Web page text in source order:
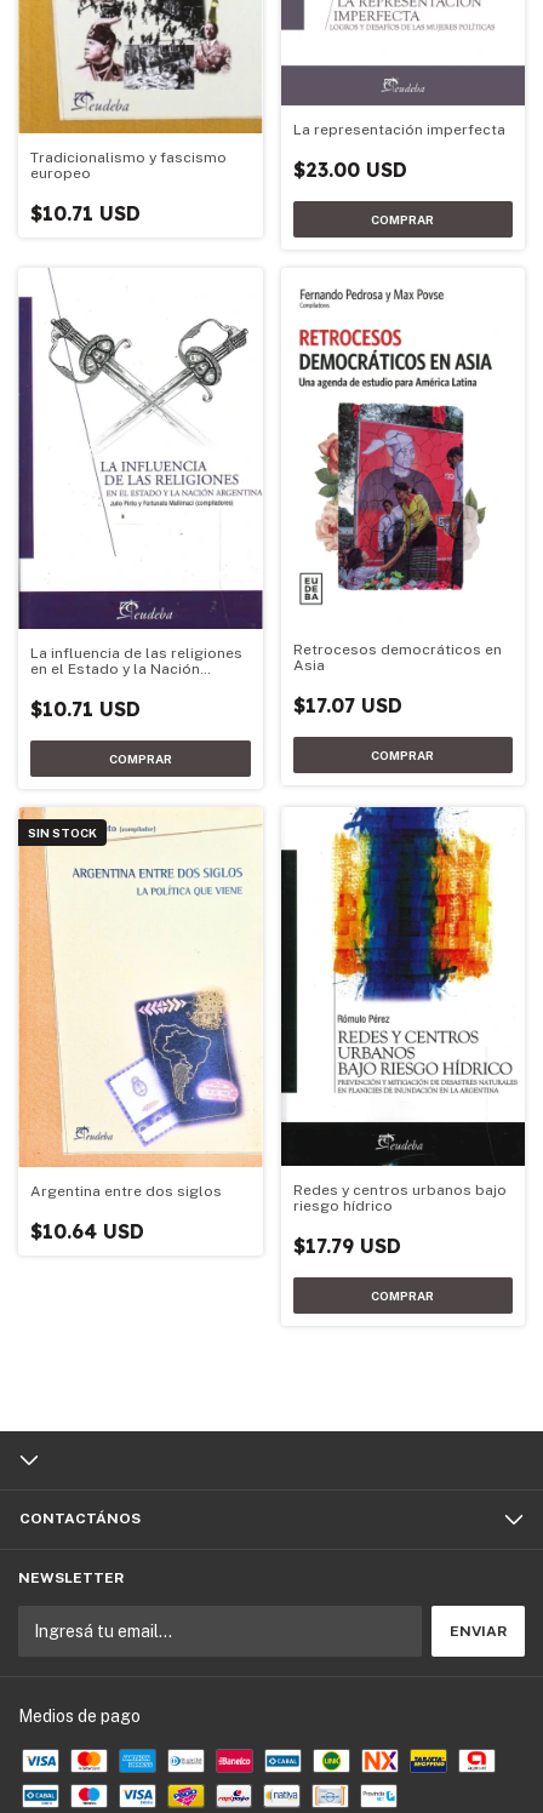
Tradicionalismo y fascismo
europeo
$10.71 USD
La representación imperfecta
$23.00 USD
La influencia de las religiones
en el Estado y la Nación
$10.71 USD
Retrocesos democráticos en
Asia
$17.07 USD
SIN STOCK
Argentina entre dos siglos
$10.64 USD
Redes y centros urbanos bajo
riesgo hídrico
$17.79 USD
CONTACTÁNOS
NEWSLETTER
Medios de pago